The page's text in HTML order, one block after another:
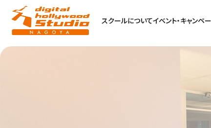
スクールについてイベント・キャンペ